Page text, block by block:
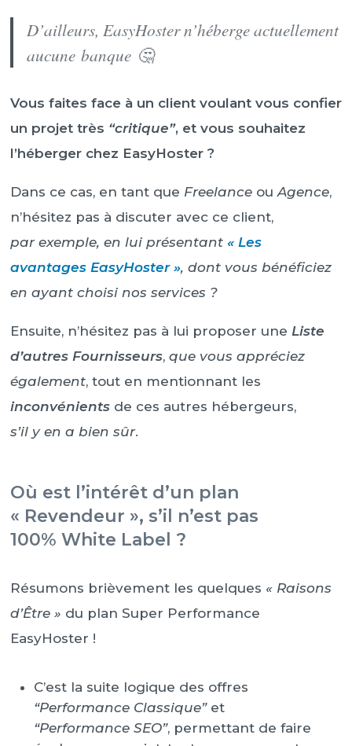
D’ailleurs, EasyHoster n’héberge actuellement
aucune banque 🤔
Vous faites face à un client voulant vous confier
un projet très “critique”, et vous souhaitez
l’héberger chez EasyHoster ?
Dans ce cas, en tant que Freelance ouAgence,
n’hésitez pas à discuter avec ce client,
par exemple, en lui présentant « Les
avantages EasyHoster », dont vous bénéficiez
en ayant choisi nos services ?
Ensuite, n’hésitez pas à lui proposer une Liste
d’autres Fournisseurs, que vous appréciez
également, tout en mentionnant les
inconvénients de ces autres hébergeurs,
s’il y en a bien sûr.
Où est l’intérêt d’un plan
« Revendeur », s’il n’est pas
100% White Label ?
Résumons brièvement les quelques « Raisons
d’Être » du plan Super Performance
EasyHoster !
C’est la suite logique des offres
“Performance Classique”et
“Performance SEO”, permettant de faire